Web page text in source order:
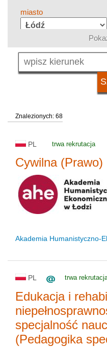
miasto
grupa kierunków
system studiów
status uczelni
Znalezionych: 68
PL trwa rekrutacja
Cywilna (Prawo)
Akademia Humanistyczno-
PL trwa
Edukacja i
specjalność
(Pedagogika